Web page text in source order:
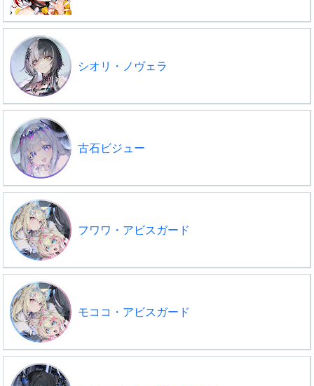
シオリ・ノヴェラ
古石ビジュー
フワワ・アビスガード
モココ・アビスガード